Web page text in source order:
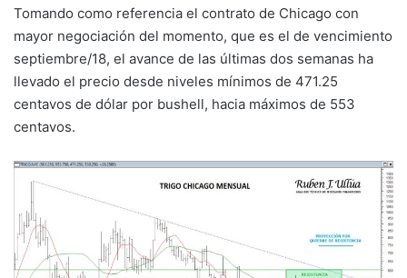
Tomando como referencia el contrato de Chicago con
mayor negociación del momento, que es el de vencimiento
septiembre/18, el avance de las últimas dos semanas ha
llevado el precio desde niveles mínimos de 471.25
centavos de dólar por bushell, hacia máximos de 553
centavos.